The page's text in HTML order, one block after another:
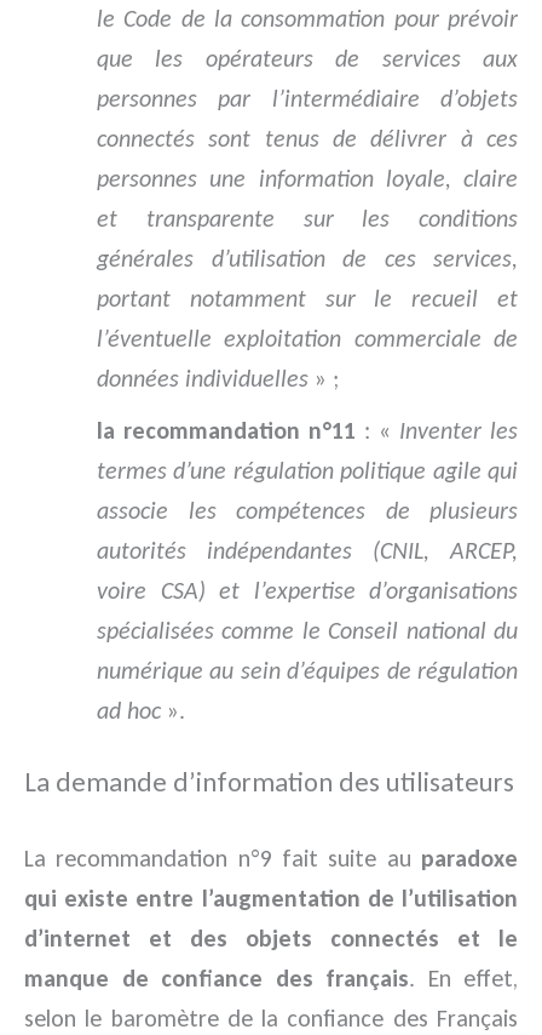
le Code de la consommation pour prévoir
que les opérateurs de services aux
personnes par l’intermédiaire d’objets
connectés sont tenus de délivrer à ces
personnes une information loyale, claire
et transparente sur les conditions
générales d’utilisation de ces services,
portant notamment sur le recueil et
l’éventuelle exploitation commerciale de
données individuelles » ;
la recommandation n°11 : « Inventer les
termes d’une régulation politique agile qui
associe les compétences de plusieurs
autorités indépendantes (CNIL, ARCEP,
voire CSA) et l’expertise d’organisations
spécialisées comme le Conseil national du
numérique au sein d’équipes de régulation
ad hoc ».
La demande d’information des utilisateurs
La recommandation n°9 fait suite au paradoxe
qui existe entre l’augmentation de l’utilisation
d’internet et des objets connectés et le
manque de confiance des français. En effet,
selon le baromètre de la confiance des Français